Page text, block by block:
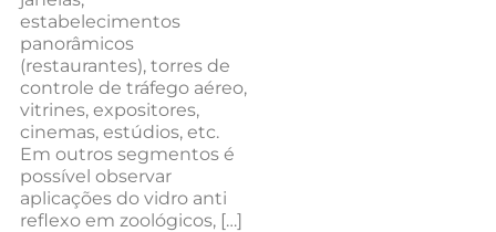
estabelecimentos
panorâmicos
(restaurantes), torres de
controle de tráfego aéreo,
vitrines, expositores,
cinemas, estúdios, etc.
Em outros segmentos é
possível observar
aplicações do vidro anti
reflexo em zoológicos, […]